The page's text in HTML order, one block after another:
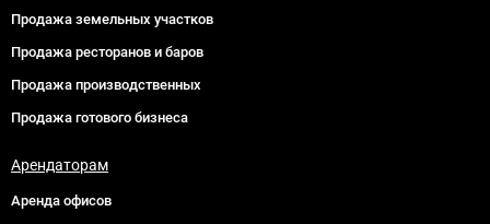
Продажа земельных участков
Продажа ресторанов и баров
Продажа производственных
Продажа готового бизнеса
Арендаторам
Аренда офисов